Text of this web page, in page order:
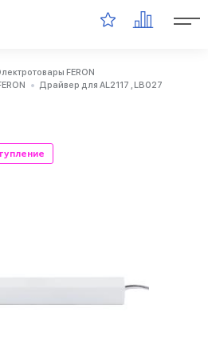
FERON
Драйвер для AL2117 , LB027